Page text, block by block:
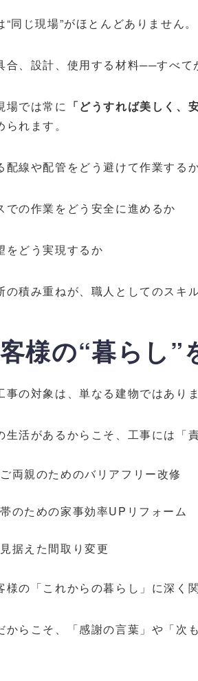
“同じ現場”がほとんどありません。
合、設計、使用する材料──すべて
場では常に 「どうすれば美しく、
れます。
配線や配管をどう避けて作業する
での作業をどう安全に進めるか
をどう実現するか
の積み重ねが、職人としてのスキ
様の“暮らし”
事の対象は、単なる建物ではありま
生活があるからこそ、工事には「
両親のためのバリアフリー改修
のための家事効率UPリフォーム
据えた間取り変更
様の「これからの暮らし」に深く
からこそ、「感謝の言葉」や「次